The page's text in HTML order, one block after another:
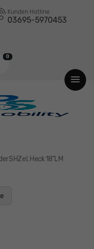
Kunden Hotline
03695-5970453
0
SHZ el. Heck 18"LM